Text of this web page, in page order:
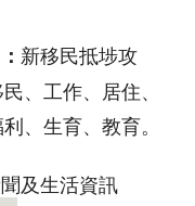
新移民抵埗攻
、工作、居住、
、生育、教育。
及生活資訊